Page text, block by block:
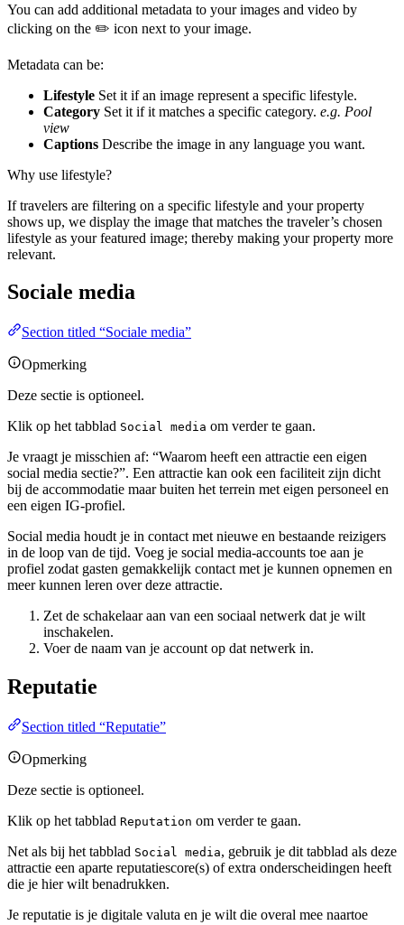
You can add additional metadata to your images and video by
clicking on the ✏️ icon next to your image.
Metadata can be:
Lifestyle Set it if an image represent a specific lifestyle.
Category Set it if it matches a specific category. e.g. Pool
view
Captions Describe the image in any language you want.
Why use lifestyle?
If travelers are filtering on a specific lifestyle and your property
shows up, we display the image that matches the traveler’s chosen
lifestyle as your featured image; thereby making your property more
relevant.
Sociale media
Section titled “Sociale media”
Opmerking
Deze sectie is optioneel.
Klik op het tabblad Social media om verder te gaan.
Je vraagt je misschien af: “Waarom heeft een attractie een eigen
social media sectie?”. Een attractie kan ook een faciliteit zijn dicht
bij de accommodatie maar buiten het terrein met eigen personeel en
een eigen IG-profiel.
Social media houdt je in contact met nieuwe en bestaande reizigers
in de loop van de tijd. Voeg je social media-accounts toe aan je
profiel zodat gasten gemakkelijk contact met je kunnen opnemen en
meer kunnen leren over deze attractie.
Zet de schakelaar aan van een sociaal netwerk dat je wilt
inschakelen.
Voer de naam van je account op dat netwerk in.
Reputatie
Section titled “Reputatie”
Opmerking
Deze sectie is optioneel.
Klik op het tabblad Reputation om verder te gaan.
Net als bij het tabblad Social media, gebruik je dit tabblad als deze
attractie een aparte reputatiescore(s) of extra onderscheidingen heeft
die je hier wilt benadrukken.
Je reputatie is je digitale valuta en je wilt die overal mee naartoe